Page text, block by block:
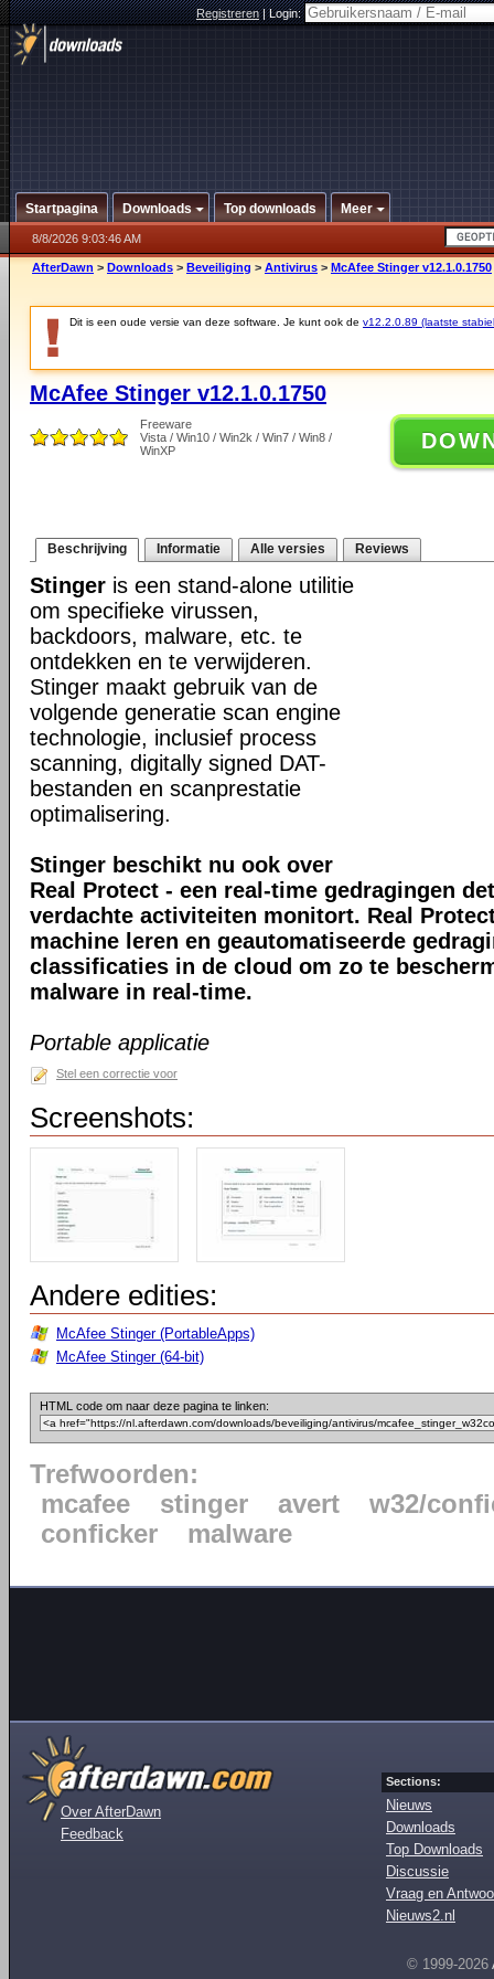
Registreren|Login:
Startpagina Downloads Top downloads Meer
8/8/2026 9:03:46 AM
AfterDawn > Downloads > Beveiliging > Antivirus > McAfee Stinger v12.1.0.1750
Dit is een oude versie van deze software. Je kunt ook de v12.2.0.89 (laatste
McAfee Stinger v12.1.0.1750
Freeware
Vista / Win10 / Win2k / Win7 / Win8 /
WinXP
Beschrijving Informatie Alle versies Reviews
Stinger is een stand-alone utilitie
om specifieke virussen,
backdoors, malware, etc. te
ontdekken en te verwijderen.
Stinger maakt gebruik van de
volgende generatie scan engine
technologie, inclusief process
scanning, digitally signed DAT-
bestanden en scanprestatie
optimalisering.
Stinger beschikt nu ook over
Real Protect - een real-time gedragingen
verdachte activiteiten monitort. Real
machine leren en geautomatiseerde
classificaties in de cloud om zo te
malware in real-time.
Portable applicatie
Stel een correctie voor
Screenshots:
Andere edities:
McAfee Stinger (PortableApps)
McAfee Stinger (64-bit)
HTML code om naar deze pagina te linken:
Trefwoorden:
mcafee
stinger avert
w32/
conficker
malware
Over AfterDawn
Feedback
Sections:
Nieuws
Downloads
Top Downloads
Discussie
Vraag en
Nieuws2.nl
© 1999-2026